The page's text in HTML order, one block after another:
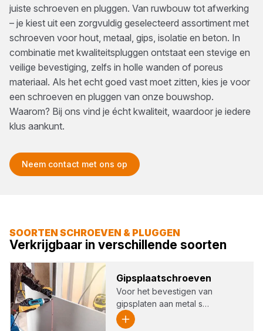
juiste schroeven en pluggen. Van ruwbouw tot afwerking
– je kiest uit een zorgvuldig geselecteerd assortiment met
schroeven voor hout, metaal, gips, isolatie en beton. In
combinatie met kwaliteitspluggen ontstaat een stevige en
veilige bevestiging, zelfs in holle wanden of poreus
materiaal. Als het echt goed vast moet zitten, kies je voor
een schroeven en pluggen van onze bouwshop.
Waarom? Bij ons vind je écht kwaliteit, waardoor je iedere
klus aankunt.
Neem contact met ons op
SOORTEN SCHROEVEN & PLUGGEN
Verkrijgbaar in verschillende soorten
Gips­plaat­schroe­ven
Voor het bevestigen van
gipsplaten aan metal s…